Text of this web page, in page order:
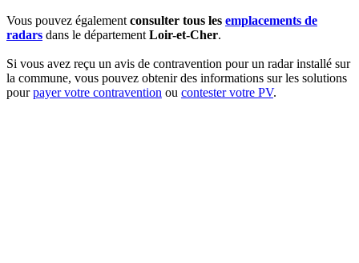
Vous pouvez égalementconsulter tous les emplacements de
radars dans le départementLoir-et-Cher.
Si vous avez reçu un avis de contravention pour un radar installé sur
la commune, vous pouvez obtenir des informations sur les solutions
pourpayer votre contravention ou contester votre PV.